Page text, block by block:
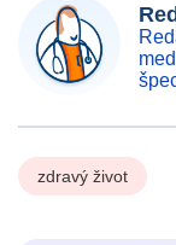
zdravý život